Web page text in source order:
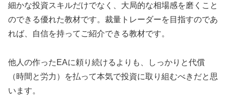
細かな投資スキルだけでなく、大局的な相場感を磨くこと
のできる優れた教材です。裁量トレーダーを目指すのであ
れば、自信を持ってご紹介できる教材です。
他人の作ったEAに頼り続けるよりも、しっかりと代償
（時間と労力）を払って本気で投資に取り組むべきだと思
います。